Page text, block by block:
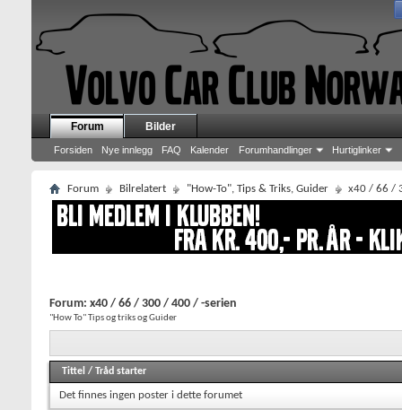
Forum
Forsiden Nye innlegg FAQ Kalender Forumhandlinger Hurtiglinker
Bilder
Forum Bilrelatert "How-To", Tips & Triks, Guider x40 / 66 /
Forum: x40 / 66 / 300 / 400 / -serien
"How To" Tips og triks og Guider
Tittel / Tråd starter
Det finnes ingen poster i dette forumet